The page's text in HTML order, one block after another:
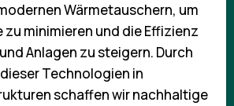
Wärmetauschern, um
zu minimieren und die Effizienz
Anlagen zu steigern. Durch
Technologien in
schaffen wir nachhaltige